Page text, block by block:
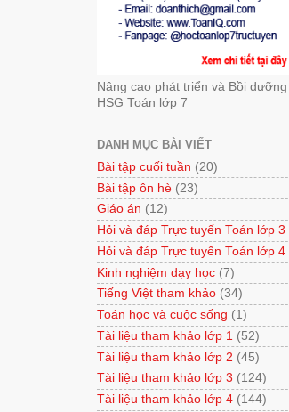
Nâng cao phát triển và Bồi dưỡng
HSG Toán lớp 7
DANH MỤC BÀI VIẾT
Bài tập cuối tuần (20)
Bài tập ôn hè (23)
Giáo án (12)
Hỏi và đáp Trực tuyến Toán lớp 3
Hỏi và đáp Trực tuyến Toán lớp 4
Kinh nghiệm dạy học (7)
Tiếng Việt tham khảo (34)
Toán học và cuộc sống (1)
Tài liệu tham khảo lớp 1 (52)
Tài liệu tham khảo lớp 2 (45)
Tài liệu tham khảo lớp 3 (124)
Tài liệu tham khảo lớp 4 (144)